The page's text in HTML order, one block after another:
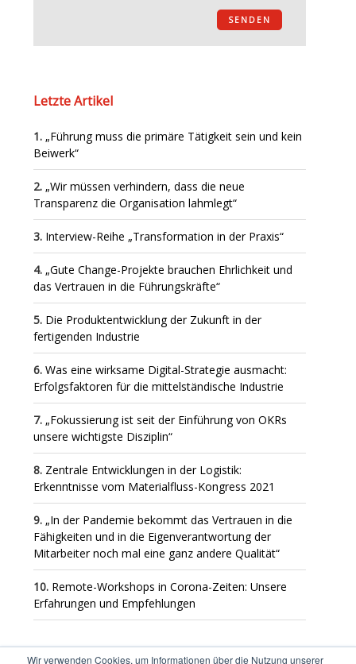
Wir verwenden Cookies, um Informationen über die Nutzung unserer
Letzte Artikel
„Führung muss die primäre Tätigkeit sein und kein
Beiwerk“
„Wir müssen verhindern, dass die neue
Transparenz die Organisation lahmlegt“
Interview-Reihe „Transformation in der Praxis“
„Gute Change-Projekte brauchen Ehrlichkeit und
das Vertrauen in die Führungskräfte“
Die Produktentwicklung der Zukunft in der
fertigenden Industrie
Was eine wirksame Digital-Strategie ausmacht:
Erfolgsfaktoren für die mittelständische Industrie
„Fokussierung ist seit der Einführung von OKRs
unsere wichtigste Disziplin“
Zentrale Entwicklungen in der Logistik:
Erkenntnisse vom Materialfluss-Kongress 2021
„In der Pandemie bekommt das Vertrauen in die
Fähigkeiten und in die Eigenverantwortung der
Mitarbeiter noch mal eine ganz andere Qualität“
Remote-Workshops in Corona-Zeiten: Unsere
Erfahrungen und Empfehlungen